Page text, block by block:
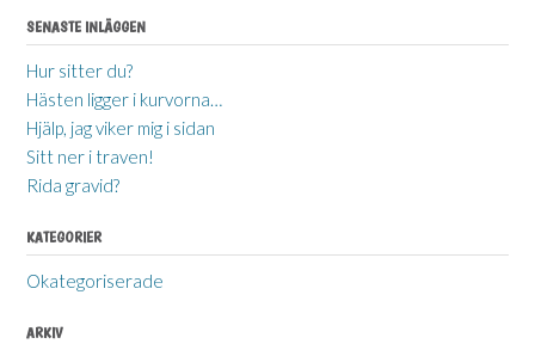
SENASTE INLÄGGEN
Hur sitter du?
Hästen ligger i kurvorna…
Hjälp, jag viker mig i sidan
Sitt ner i traven!
Rida gravid?
KATEGORIER
Okategoriserade
ARKIV